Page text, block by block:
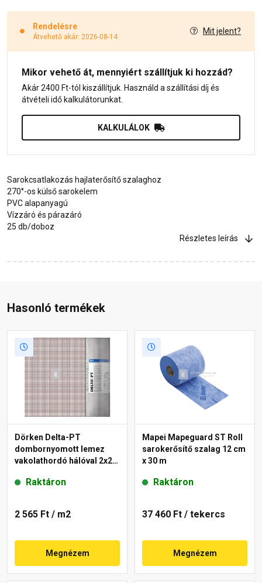
Rendelésre
Átvehető akár: 2026-08-14
Mit jelent?
Mikor vehető át, mennyiért szállítjuk ki hozzád?
Akár 2400 Ft-tól kiszállítjuk. Használd a szállítási díj és
átvételi idő kalkulátorunkat.
KALKULÁLOK
Sarokcsatlakozás hajlaterősítő szalaghoz
270°-os külső sarokelem
PVC alapanyagú
Vízzáró és párazáró
25 db/doboz
Részletes leírás
Hasonló termékek
Dörken Delta-PT
dombornyomott lemez
vakolathordó hálóval 2x20
Raktáron
2 565 Ft / m2
Megnézem
Mapei Mapeguard ST Roll
sarokerősítő szalag 12 cm
x 30 m
Raktáron
37 460 Ft / tekercs
Megnézem